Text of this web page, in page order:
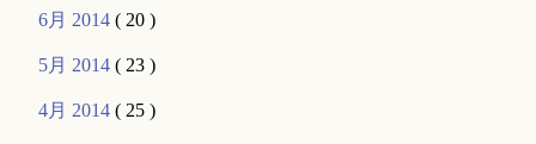
6月 2014( 20 )
5月 2014( 23 )
4月 2014( 25 )